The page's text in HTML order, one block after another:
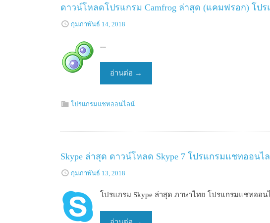
ดาวน์โหลดโปรแกรม Camfrog ล่าสุด (แคมฟรอก) โป
กุมภาพันธ์ 14, 2018
...
อ่านต่อ →
โปรแกรมแชทออนไลน์
Skype ล่าสุด ดาวน์โหลด Skype 7 โปรแกรมแชทออนไ
กุมภาพันธ์ 13, 2018
โปรแกรม Skype ล่าสุด ภาษาไทย โปรแกรมแชทออ